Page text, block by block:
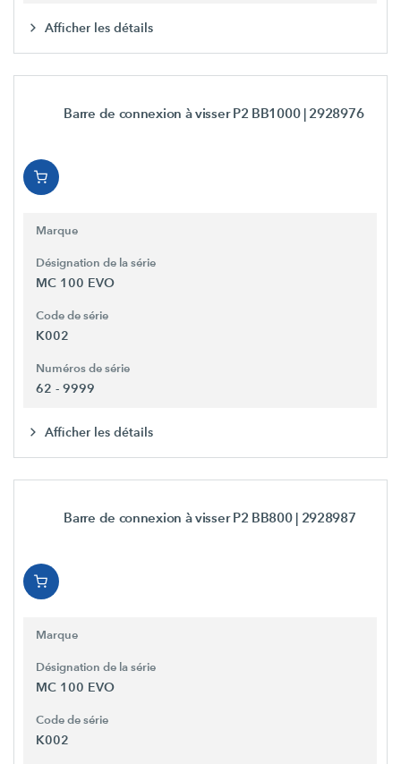
Afficher les détails
Barre de connexion à visser P2 BB1000 | 2928976
Marque
Désignation de la série
MC 100 EVO
Code de série
K002
Numéros de série
62 - 9999
Afficher les détails
Barre de connexion à visser P2 BB800 | 2928987
Marque
Désignation de la série
MC 100 EVO
Code de série
K002